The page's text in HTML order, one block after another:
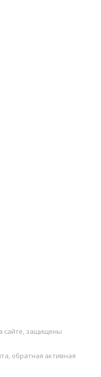
сайте, защищены
обратная активная